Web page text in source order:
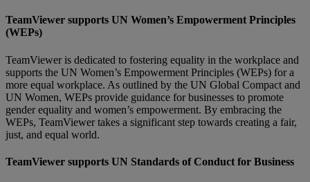
TeamViewer supports UN Women’s Empowerment Principles
(WEPs)
TeamViewer is dedicated to fostering equality in the workplace and
supports the UN Women’s Empowerment Principles (WEPs) for a
more equal workplace. As outlined by the UN Global Compact and
UN Women, WEPs provide guidance for businesses to promote
gender equality and women’s empowerment. By embracing the
WEPs, TeamViewer takes a significant step towards creating a fair,
just, and equal world.
TeamViewer supports UN Standards of Conduct for Business